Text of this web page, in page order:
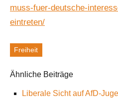
muss-fuer-deutsche-
eintreten/
Schlagworte
Freiheit
Ähnliche Beiträge
Liberale Sicht auf AfD-